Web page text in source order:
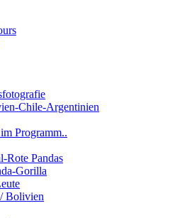
Chile-Argentinien
Programm..
Rote Pandas
Gorilla
Bolivien